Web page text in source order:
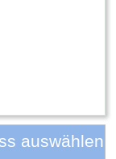
auswählen